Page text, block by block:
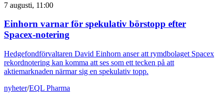
7 augusti, 11:00
Einhorn varnar för spekulativ börstopp efter
Spacex-notering
Hedgefondförvaltaren David Einhorn anser att rymdbolaget Spacex
rekordnotering kan komma att ses som ett tecken på att
aktiemarknaden närmar sig en spekulativ topp.
nyheter/EQL Pharma